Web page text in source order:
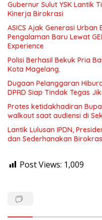
Gubernur Sulut YSK Lantik Tiga Pejabat Eselon II, Perkuat
Kinerja Birokrasi
ASICS Ajak Generasi
Pengalaman Baru Lewat
Experience
Polisi Berhasil Bekuk Pria
Kota Magelang.
Dugaan Pelanggaran
DPRD Siap Tindak Tegas
Protes ketidakhadiran
walkout saat audiensi di
Lantik Lulusan IPDN,
dan Sederhanakan
Post Views: 1,009